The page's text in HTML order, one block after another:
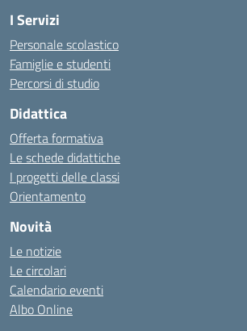
I Servizi
Personale scolastico
Famiglie e studenti
Percorsi di studio
Didattica
Offerta formativa
Le schede didattiche
I progetti delle classi
Orientamento
Novità
Le notizie
Le circolari
Calendario eventi
Albo Online